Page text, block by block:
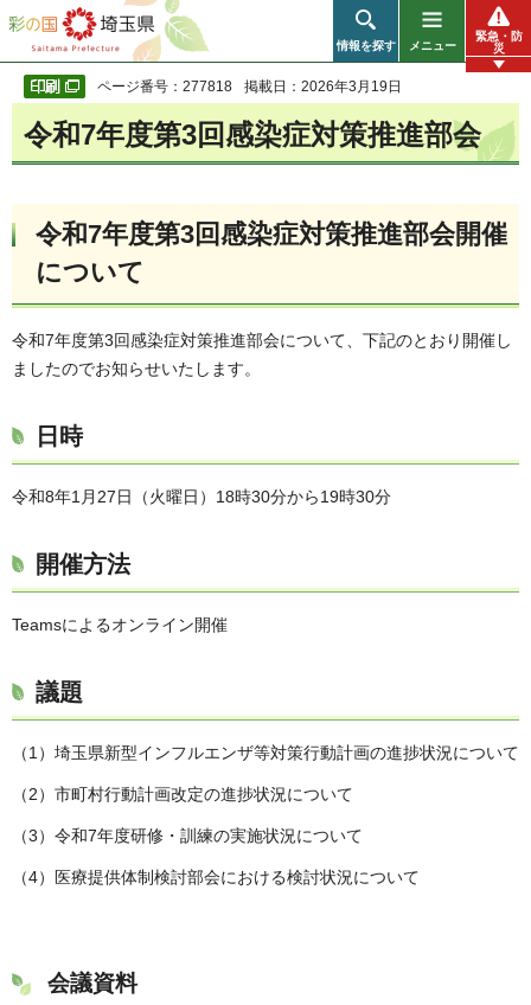
彩の国 埼玉県
情報を探す メニュー
緊急・防
災
ページ番号：277818 掲載日：2026年3月19日
令和7年度第3回感染症対策推進部会
令和7年度第3回感染症対策推進部会開催
について
令和7年度第3回感染症対策推進部会について、下記のとおり開催し
ましたのでお知らせいたします。
日時
令和8年1月27日（火曜日）18時30分から19時30分
開催方法
Teamsによるオンライン開催
議題
（1）埼玉県新型インフルエンザ等対策行動計画の進捗状況について
（2）市町村行動計画改定の進捗状況について
（3）令和7年度研修・訓練の実施状況について
（4）医療提供体制検討部会における検討状況について
会議資料